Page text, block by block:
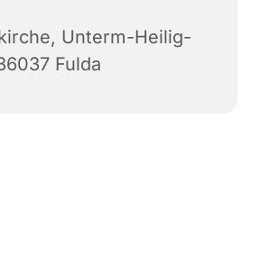
Unterm-Heilig-
Fulda